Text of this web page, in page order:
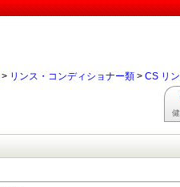
> リンス・コンディショナー類 > CS リ